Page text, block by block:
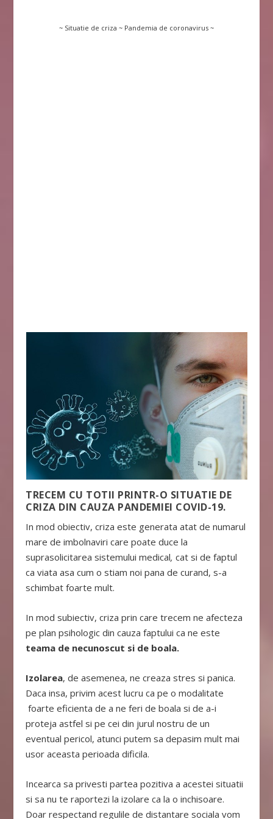
~ Situatie de criza ~ Pandemia de coronavirus ~
TRECEM CU TOTII PRINTR-O SITUATIE DE
CRIZA DIN CAUZA PANDEMIEI COVID-19.
In mod obiectiv, criza este generata atat de numarul
mare de imbolnaviri care poate duce la
suprasolicitarea sistemului medical, cat si de faptul
ca viata asa cum o stiam noi pana de curand, s-a
schimbat foarte mult.
In mod subiectiv, criza prin care trecem ne afecteza
pe plan psihologic din cauza faptului ca ne este
teama de necunoscut si de boala.
Izolarea, de asemenea, ne creaza stres si panica.
Daca insa, privim acest lucru ca pe o modalitate
foarte eficienta de a ne feri de boala si de a-i
proteja astfel si pe cei din jurul nostru de un
eventual pericol, atunci putem sa depasim mult mai
usor aceasta perioada dificila.
Incearca sa privesti partea pozitiva a acestei situatii
si sa nu te raportezi la izolare ca la o inchisoare.
Doar respectand regulile de distantare sociala vom